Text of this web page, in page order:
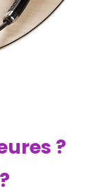
?